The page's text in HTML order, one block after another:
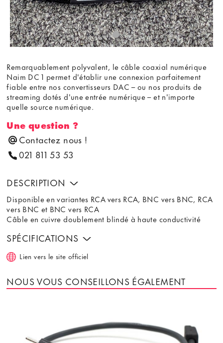
Remarquablement polyvalent, le câble coaxial numérique
Naim DC 1 permet d'établir une connexion parfaitement
fiable entre nos convertisseurs DAC – ou nos produits de
streaming dotés d'une entrée numérique – et n'importe
quelle source numérique.
Une question ?
Contactez nous !
021 811 53 53
DESCRIPTION
Disponible en variantes RCA vers RCA, BNC vers BNC, RCA
vers BNC et BNC vers RCA
Câble en cuivre doublement blindé à haute conductivité
SPÉCIFICATIONS
Lien vers le site officiel
NOUS VOUS CONSEILLONS ÉGALEMENT